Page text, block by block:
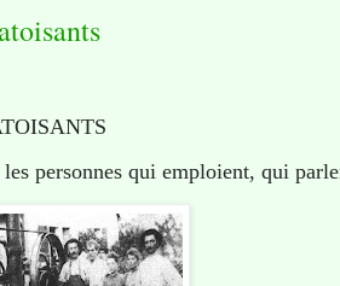
les personnes qui emploient, qui